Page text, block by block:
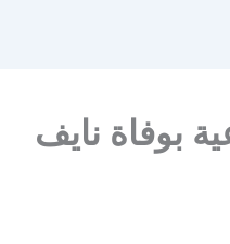
بوفاة نايف